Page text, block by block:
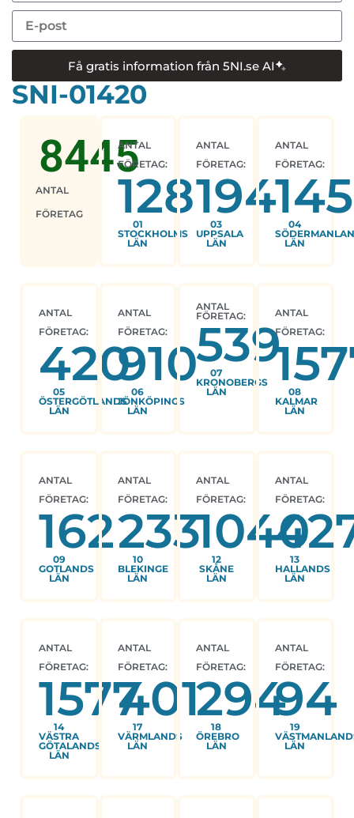
Få gratis information från 5NI.se AI
SNI-01420
ANTAL
FÖRETAG
8445
ANTAL
FÖRETAG:
128
01
STOCKHOLMS
LÄN
ANTAL
FÖRETAG:
194
03
UPPSALA
LÄN
ANTAL
FÖRETAG:
145
04
LÄN
ANTAL
FÖRETAG:
420
05
ÖSTERGÖTLANDS
LÄN
ANTAL
FÖRETAG:
910
06
JÖNKÖPINGS
LÄN
ANTAL
FÖRETAG:
539
07
KRONOBERGS
LÄN
ANTAL
FÖRETAG:
08
KALMAR
LÄN
ANTAL
FÖRETAG:
162
09
GOTLANDS
LÄN
ANTAL
FÖRETAG:
233
10
BLEKINGE
LÄN
ANTAL
FÖRETAG:
1040
12
SKÅNE
LÄN
ANTAL
FÖRETAG:
13
HALLANDS
LÄN
ANTAL
FÖRETAG:
1577
14
VÄSTRA
GÖTALANDS
LÄN
ANTAL
FÖRETAG:
401
17
VÄRMLANDS
LÄN
ANTAL
FÖRETAG:
294
18
ÖREBRO
LÄN
ANTAL
FÖRETAG:
94
19
LÄN